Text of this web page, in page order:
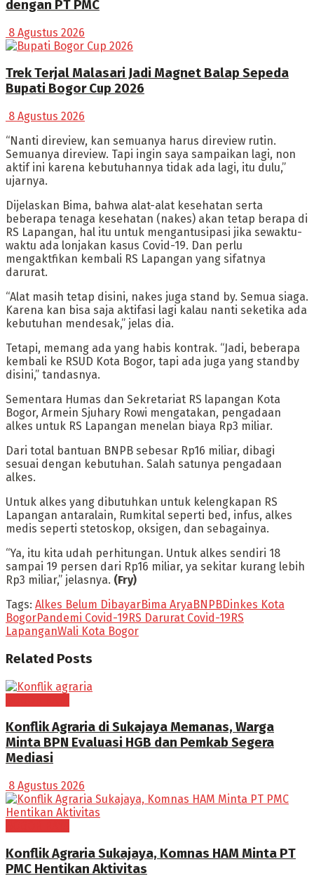
dengan PT PMC
8 Agustus 2026
Trek Terjal Malasari Jadi Magnet Balap Sepeda
Bupati Bogor Cup 2026
8 Agustus 2026
“Nanti direview, kan semuanya harus direview rutin.
Semuanya direview. Tapi ingin saya sampaikan lagi, non
aktif ini karena kebutuhannya tidak ada lagi, itu dulu,”
ujarnya.
Dijelaskan Bima, bahwa alat-alat kesehatan serta
beberapa tenaga kesehatan (nakes) akan tetap berapa di
RS Lapangan, hal itu untuk mengantusipasi jika sewaktu-
waktu ada lonjakan kasus Covid-19. Dan perlu
mengaktfikan kembali RS Lapangan yang sifatnya
darurat.
“Alat masih tetap disini, nakes juga stand by. Semua siaga.
Karena kan bisa saja aktifasi lagi kalau nanti seketika ada
kebutuhan mendesak,” jelas dia.
Tetapi, memang ada yang habis kontrak. “Jadi, beberapa
kembali ke RSUD Kota Bogor, tapi ada juga yang standby
disini,” tandasnya.
Sementara Humas dan Sekretariat RS lapangan Kota
Bogor, Armein Sjuhary Rowi mengatakan, pengadaan
alkes untuk RS Lapangan menelan biaya Rp3 miliar.
Dari total bantuan BNPB sebesar Rp16 miliar, dibagi
sesuai dengan kebutuhan. Salah satunya pengadaan
alkes.
Untuk alkes yang dibutuhkan untuk kelengkapan RS
Lapangan antaralain, Rumkital seperti bed, infus, alkes
medis seperti stetoskop, oksigen, dan sebagainya.
“Ya, itu kita udah perhitungan. Untuk alkes sendiri 18
sampai 19 persen dari Rp16 miliar, ya sekitar kurang lebih
Rp3 miliar,” jelasnya. (Fry)
Tags: Alkes Belum DibayarBima AryaBNPBDinkes Kota
BogorPandemi Covid-19RS Darurat Covid-19RS
LapanganWali Kota Bogor
Related Posts
Konflik Agraria di Sukajaya Memanas, Warga
Minta BPN Evaluasi HGB dan Pemkab Segera
Mediasi
8 Agustus 2026
Konflik Agraria Sukajaya, Komnas HAM Minta PT
PMC Hentikan Aktivitas